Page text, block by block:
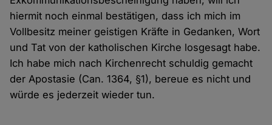
hiermit noch einmal bestätigen, dass ich mich im
Vollbesitz meiner geistigen Kräfte in Gedanken, Wort
und Tat von der katholischen Kirche losgesagt habe.
Ich habe mich nach Kirchenrecht schuldig gemacht
der Apostasie (Can. 1364, §1), bereue es nicht und
würde es jederzeit wieder tun.